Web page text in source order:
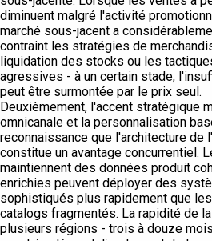
diminuent malgré l'activité
marché sous-jacent a
contraint les stratégies de
liquidation des stocks ou les
agressives - à un certain stade,
peut être surmontée par le prix seul.
Deuxièmement, l'accent stratégique
omnicanale et la personnalisation
reconnaissance que l'architecture de
constitue un avantage concurrentiel.
maintiennent des données produit
enrichies peuvent déployer des
sophistiqués plus rapidement que
catalogs fragmentés. La rapidité de
plusieurs régions - trois à douze